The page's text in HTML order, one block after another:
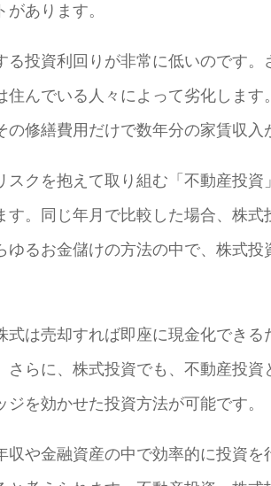
あります。
る投資利回りが非常に低いのです
住んでいる人々によって劣化しま
の修繕費用だけで数年分の家賃収入
スクを抱えて取り組む「不動産投
す。同じ年月で比較した場合、株
ゆるお金儲けの方法の中で、株式
式は売却すれば即座に現金化でき
さらに、株式投資でも、不動産投
を効かせた投資方法が可能です。
収や金融資産の中で効率的に投資